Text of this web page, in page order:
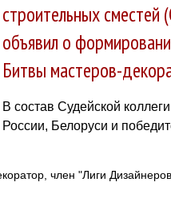
строительных сместей
объявил о
Битвы мастеров-
В состав Судейской
России, Белоруси и
член "Лиги